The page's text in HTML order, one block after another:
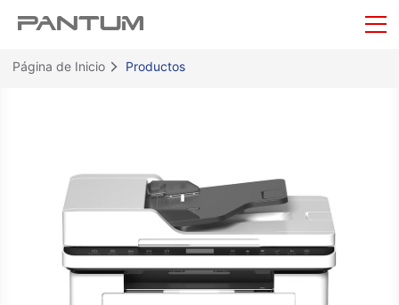
Página de Inicio Productos